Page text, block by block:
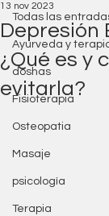
Todas las
Ayurveda y
doshas
Fisioterapia
Osteopatia
Masaje
psicología
Terapia
Depresión
¿Qué es y
evitarla?
13 nov 2023